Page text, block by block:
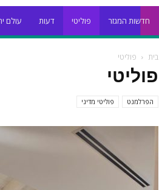
חדשות המגזר פוליטי דעות עולם
בית פוליטי
פוליטי
הפרלמנט פוליטי מדיני